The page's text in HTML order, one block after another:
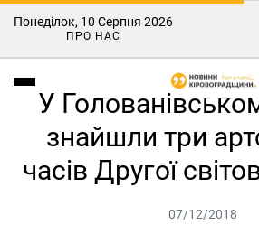
Понеділок, 10 Серпня 2026
ПРО НАС
У
знайшли три
часів Другої
07/12/2018